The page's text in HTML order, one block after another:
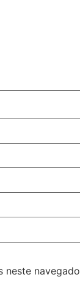
neste